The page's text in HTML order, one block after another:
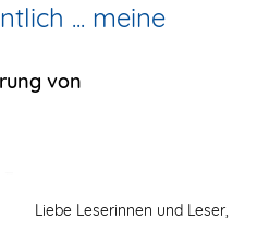
... meine
von
Liebe Leserinnen und Leser,